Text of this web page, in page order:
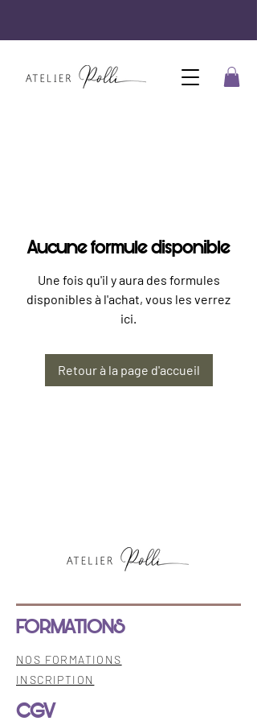
Aucune formule disponible
Une fois qu'il y aura des formules
disponibles à l'achat, vous les verrez
ici.
Retour à la page d'accueil
FORMATIONS
NOS FORMATIONS
INSCRIPTION
CGV